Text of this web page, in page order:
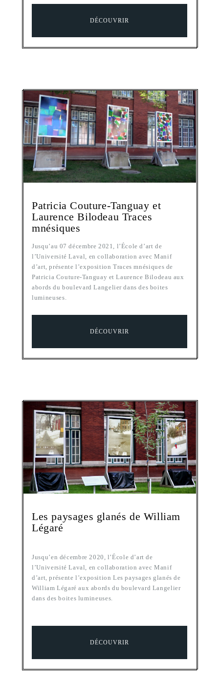
DÉCOUVRIR
Patricia Couture-Tanguay et
Laurence Bilodeau Traces
mnésiques
Jusqu’au 07 décembre 2021, l’École d’art de
l’Université Laval, en collaboration avec Manif
d’art, présente l’exposition Traces mnésiques de
Patricia Couture-Tanguay et Laurence Bilodeau aux
abords du boulevard Langelier dans des boites
lumineuses.
DÉCOUVRIR
Les paysages glanés de William
Légaré
Jusqu’en décembre 2020, l’École d’art de
l’Université Laval, en collaboration avec Manif
d’art, présente l’exposition Les paysages glanés de
William Légaré aux abords du boulevard Langelier
dans des boites lumineuses.
DÉCOUVRIR